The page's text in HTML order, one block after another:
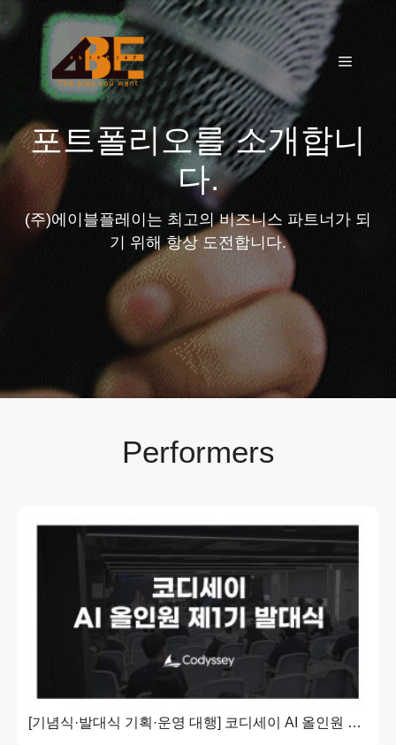
to
content
Menu
포트폴리오를 소개합니
다.
(주)에이블플레이는 최고의 비즈니스 파트너가 되
기 위해 항상 도전합니다.
Performers
[기념식·발대식 기획·운영 대행] 코디세이 AI 올인원 제1기 발대식 | 차세대 AI 전문인재 양성 출범 | 이노베이션아카데미